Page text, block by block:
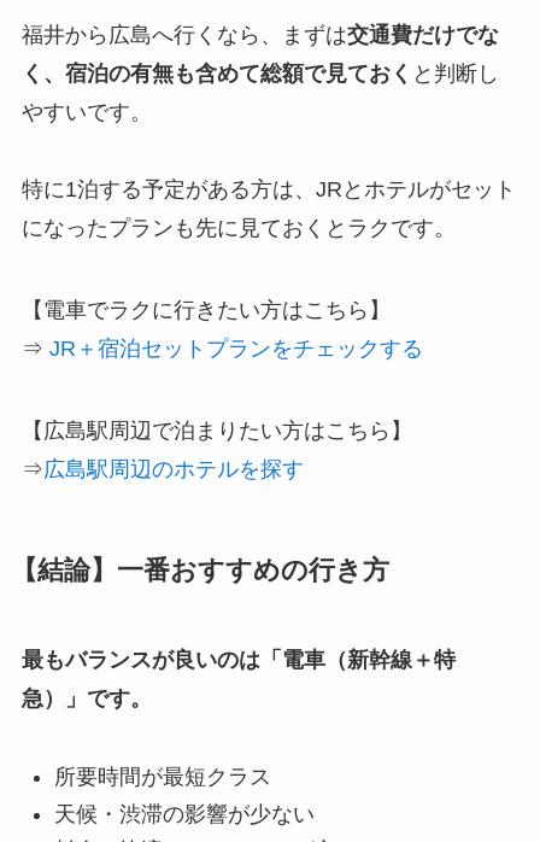
福井から広島へ行くなら、まずは交通費だけでな
く、宿泊の有無も含めて総額で見ておく と判断し
やすいです。
特に1泊する予定がある方は、JRとホテルがセット
になったプランも先に見ておくとラクです。
【電車でラクに行きたい方はこちら】
⇒ JR＋宿泊セットプランをチェックする
【広島駅周辺で泊まりたい方はこちら】
⇒広島駅周辺のホテルを探す
【結論】一番おすすめの行き方
最もバランスが良いのは「電車（新幹線＋特
急）」です。
所要時間が最短クラス
天候・渋滞の影響が少ない